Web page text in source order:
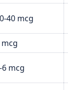
40 mcg
mcg
6 mcg